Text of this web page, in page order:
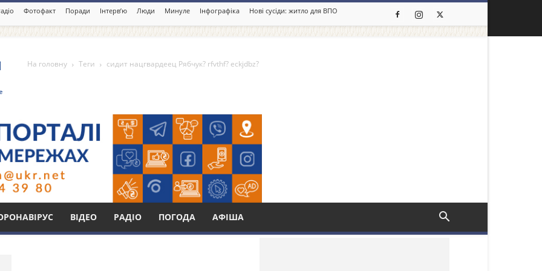
Фотофакт Поради Інтерв’ю Люди Минуле Інфографіка Нові сусіди: житло для ВПО
ВІДЕО РАДІО ПОГОДА АФІША
На головну Теги сидит нацгвардеец Рябчук? rfvthf? eckjdbz?
Рябчук? rfvthf?